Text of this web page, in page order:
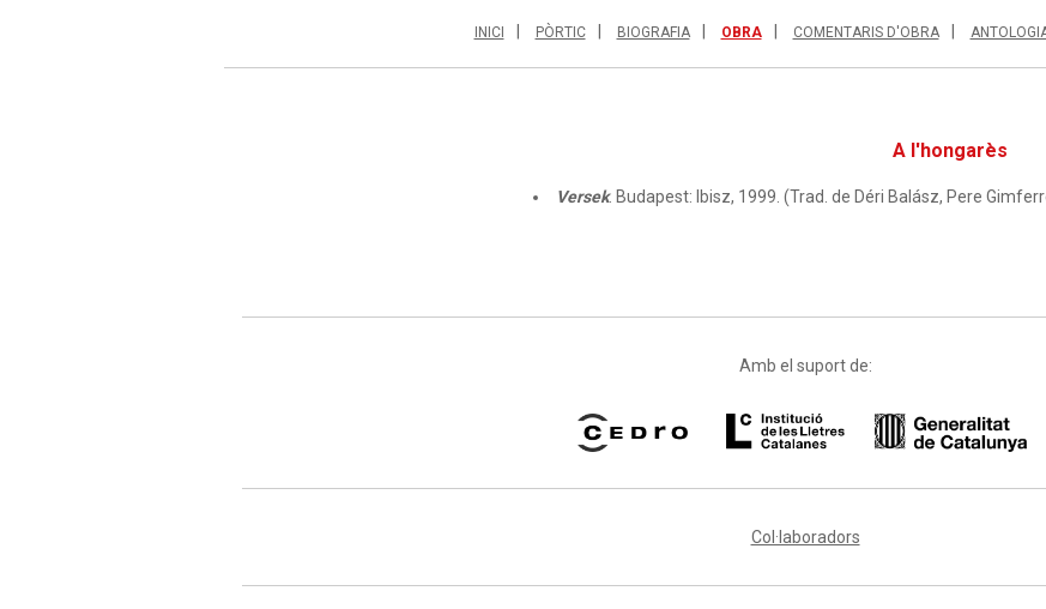
INICI PÒRTIC BIOGRAFIA OBRA COMENTARIS D'OBRA
A l'hongarès
Versek. Budapest: Ibisz, 1999. (Trad. de Déri Balász, Pere
Amb el suport de:
Col·laboradors